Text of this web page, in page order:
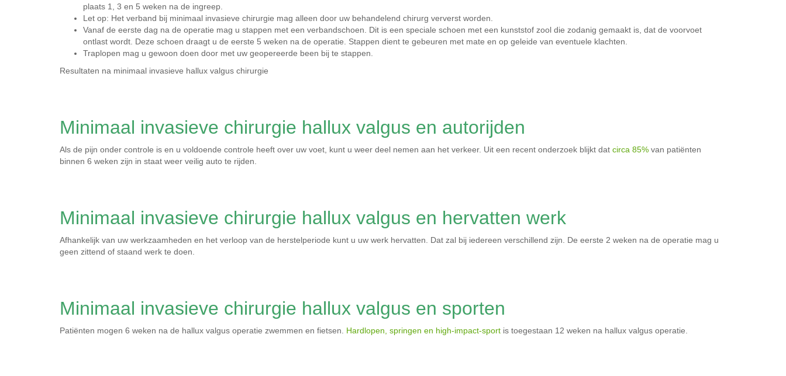
plaats 1, 3 en 5 weken na de ingreep.
Let op: Het verband bij minimaal invasieve chirurgie mag alleen door uw behandelend chirurg ververst worden.
Vanaf de eerste dag na de operatie mag u stappen met een verbandschoen. Dit is een speciale schoen met een kunststof zool die zodanig gemaakt is, dat de voorvoet
ontlast wordt. Deze schoen draagt u de eerste 5 weken na de operatie. Stappen dient te gebeuren met mate en op geleide van eventuele klachten.
Traplopen mag u gewoon doen door met uw geopereerde been bij te stappen.
Resultaten na minimaal invasieve hallux valgus chirurgie
Minimaal invasieve chirurgie hallux valgus en autorijden
Als de pijn onder controle is en u voldoende controle heeft over uw voet, kunt u weer deel nemen aan het verkeer. Uit een recent onderzoek blijkt dat circa 85% van patiënten
binnen 6 weken zijn in staat weer veilig auto te rijden.
Minimaal invasieve chirurgie hallux valgus en hervatten werk
Afhankelijk van uw werkzaamheden en het verloop van de herstelperiode kunt u uw werk hervatten. Dat zal bij iedereen verschillend zijn. De eerste 2 weken na de operatie mag u
geen zittend of staand werk te doen.
Minimaal invasieve chirurgie hallux valgus en sporten
Patiënten mogen 6 weken na de hallux valgus operatie zwemmen en fietsen. Hardlopen, springen en high-impact-sport is toegestaan 12 weken na hallux valgus operatie.